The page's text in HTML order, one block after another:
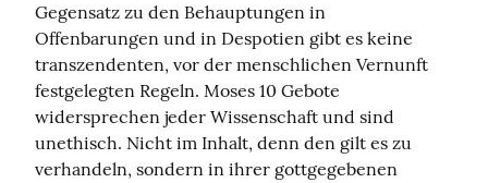
Gegensatz zu den Behauptungen in
Offenbarungen und in Despotien gibt es keine
transzendenten, vor der menschlichen Vernunft
festgelegten Regeln. Moses 10 Gebote
widersprechen jeder Wissenschaft und sind
unethisch. Nicht im Inhalt, denn den gilt es zu
verhandeln, sondern in ihrer gottgegebenen